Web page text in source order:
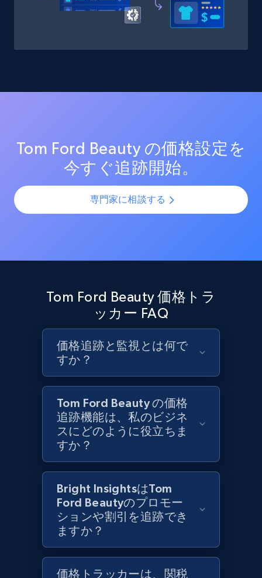
URL, Product id, Title, Product description,
Rating, Reviews count, Initial price, Discount,
URL, Product id, Title, Product description,
Rating, Reviews count, Initial price, Discount,
and more.
1.3K+ 175+ 今すぐ始める
Category id, Product id, Product name, Price,
Currency, Colour code, Colour, Description, and
1.2K+ 208+ 今すぐ始める
Zara - Products - discovery by category url
Category id, Product id, Product name, Price,
Currency, Colour code, Colour, Description, and
Best Buy products
URL, Product id, Title, Images, Final price,
Currency, Discount, Initial price, and more.
Tom Ford Beauty の価格設定を
今すぐ追跡開始。
専門家に相談する
Tom Ford Beauty 価格トラ
ッカー FAQ
価格追跡と監視とは何で
すか？
Tom Ford Beauty の価格
追跡機能は、私のビジネ
スにどのように役立ちま
すか？
Bright InsightsはTom
Ford Beautyのプロモー
ションや割引を追跡でき
ますか？
価格トラッカーは、関税